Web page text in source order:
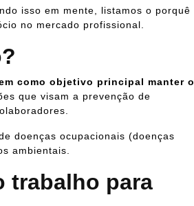
isso em mente, listamos o porquê
no mercado profissional.
como objetivo principal manter o
que visam a prevenção de
doenças ocupacionais (doenças
ambientais.
trabalho para